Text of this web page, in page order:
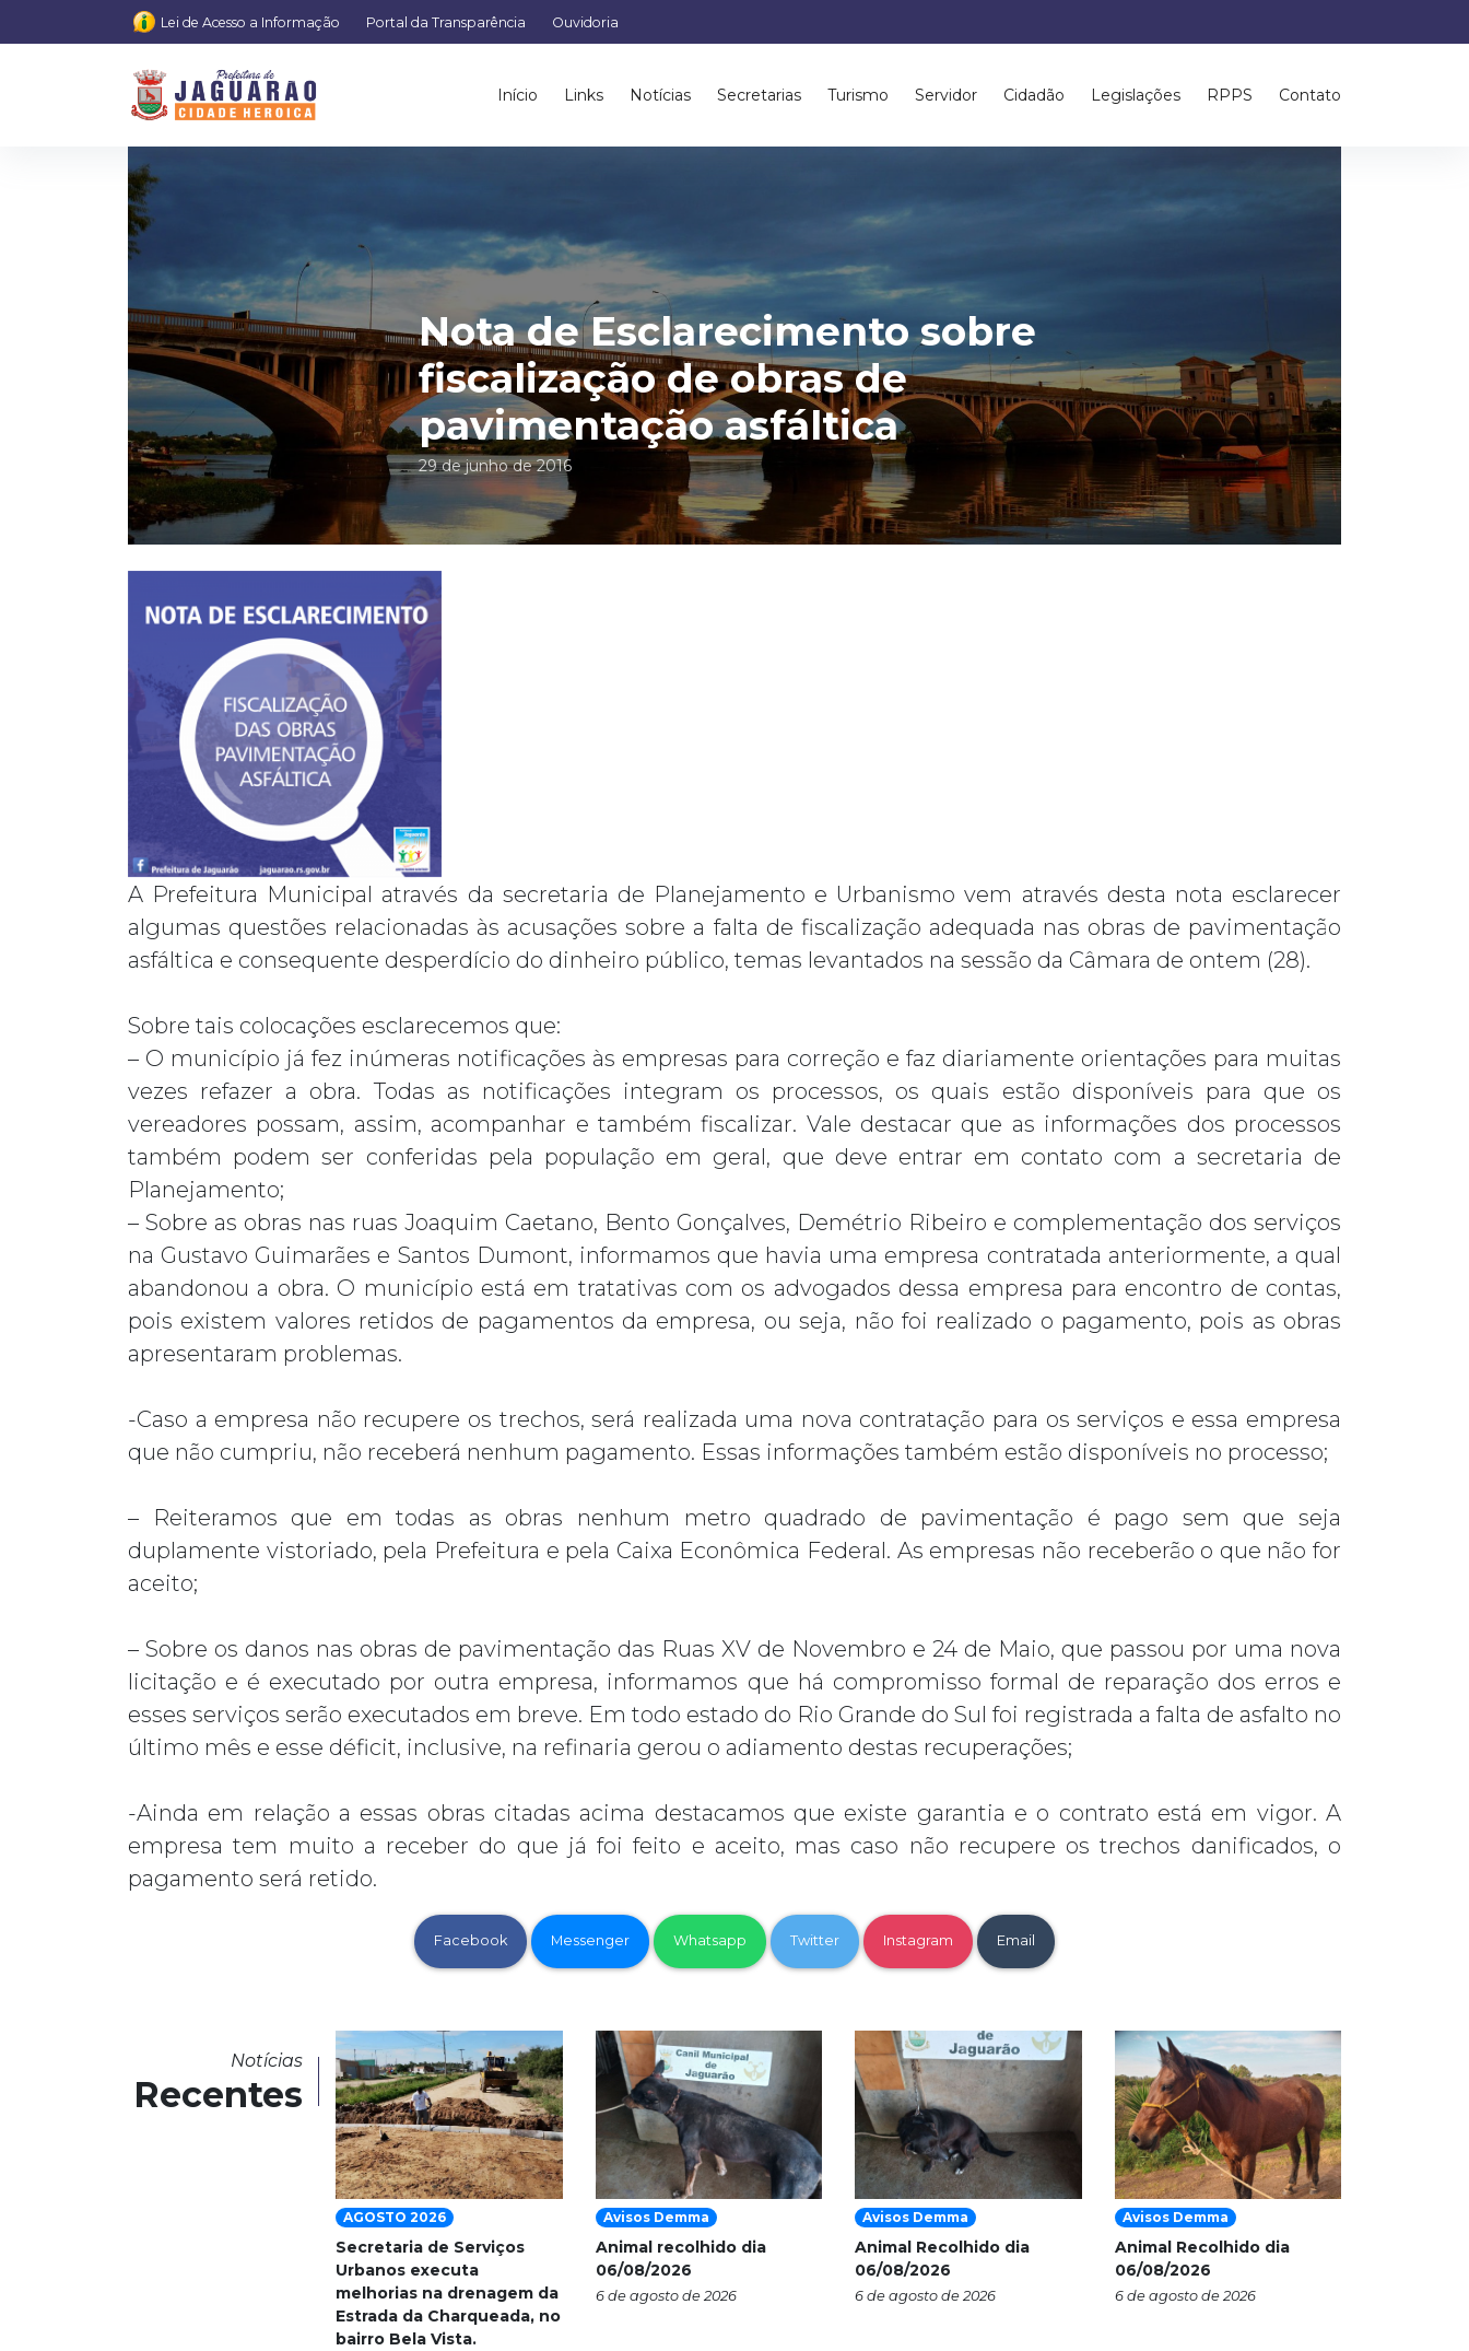
Lei de Acesso a Informação Portal da Transparência Ouvidoria
Início Links Notícias Secretarias Turismo Servidor Cidadão Legislações RPPS Contato
Nota de Esclarecimento sobre
fiscalização de obras de
pavimentação asfáltica
29 de junho de 2016
A Prefeitura Municipal através da secretaria de Planejamento e Urbanismo vem através desta nota esclarecer
algumas questões relacionadas às acusações sobre a falta de fiscalização adequada nas obras de pavimentação
asfáltica e consequente desperdício do dinheiro público, temas levantados na sessão da Câmara de ontem (28).
Sobre tais colocações esclarecemos que:
– O município já fez inúmeras notificações às empresas para correção e faz diariamente orientações para muitas
vezes refazer a obra. Todas as notificações integram os processos, os quais estão disponíveis para que os
vereadores possam, assim, acompanhar e também fiscalizar. Vale destacar que as informações dos processos
também podem ser conferidas pela população em geral, que deve entrar em contato com a secretaria de
Planejamento;
– Sobre as obras nas ruas Joaquim Caetano, Bento Gonçalves, Demétrio Ribeiro e complementação dos serviços
na Gustavo Guimarães e Santos Dumont, informamos que havia uma empresa contratada anteriormente, a qual
abandonou a obra. O município está em tratativas com os advogados dessa empresa para encontro de contas,
pois existem valores retidos de pagamentos da empresa, ou seja, não foi realizado o pagamento, pois as obras
apresentaram problemas.
-Caso a empresa não recupere os trechos, será realizada uma nova contratação para os serviços e essa empresa
que não cumpriu, não receberá nenhum pagamento. Essas informações também estão disponíveis no processo;
– Reiteramos que em todas as obras nenhum metro quadrado de pavimentação é pago sem que seja
duplamente vistoriado, pela Prefeitura e pela Caixa Econômica Federal. As empresas não receberão o que não for
aceito;
– Sobre os danos nas obras de pavimentação das Ruas XV de Novembro e 24 de Maio, que passou por uma nova
licitação e é executado por outra empresa, informamos que há compromisso formal de reparação dos erros e
esses serviços serão executados em breve. Em todo estado do Rio Grande do Sul foi registrada a falta de asfalto no
último mês e esse déficit, inclusive, na refinaria gerou o adiamento destas recuperações;
-Ainda em relação a essas obras citadas acima destacamos que existe garantia e o contrato está em vigor. A
empresa tem muito a receber do que já foi feito e aceito, mas caso não recupere os trechos danificados, o
pagamento será retido.
Facebook Messenger Whatsapp Twitter Instagram Email
Notícias
Recentes
AGOSTO 2026
Secretaria de Serviços
Urbanos executa
melhorias na drenagem da
Estrada da Charqueada, no
bairro Bela Vista.
Avisos Demma
Animal recolhido dia
06/08/2026
6 de agosto de 2026
Avisos Demma
Animal Recolhido dia
06/08/2026
6 de agosto de 2026
Avisos Demma
Animal Recolhido dia
06/08/2026
6 de agosto de 2026